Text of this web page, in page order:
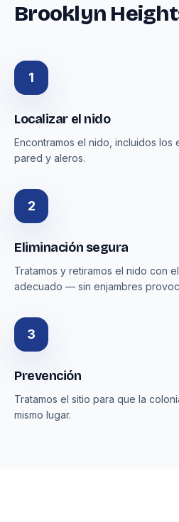
Brooklyn
1
Localizar el nido
Encontramos el nido, incluidos
pared y aleros.
2
Eliminación segura
Tratamos y retiramos el nido con
adecuado — sin enjambres
3
Prevención
Tratamos el sitio para que la
mismo lugar.